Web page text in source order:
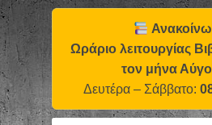
Ωράριο λειτουργίας
τον μήνα
Δευτέρα – Σάββατο: